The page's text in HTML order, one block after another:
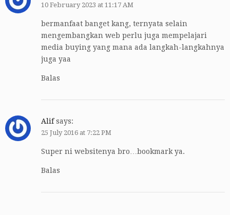
10 February 2023 at 11:17 AM
bermanfaat banget kang, ternyata selain
mengembangkan web perlu juga mempelajari
media buying yang mana ada langkah-langkahnya
juga yaa
Balas
Alif says:
25 July 2016 at 7:22 PM
Super ni websitenya bro…bookmark ya.
Balas